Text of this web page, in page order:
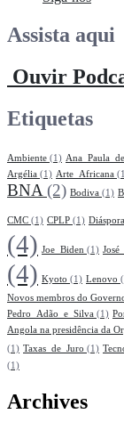
Assista aqui
Ouvir
Etiquetas
Ambiente (1)
Argélia (1) Arte_Africana
BNA (2) Bodiva (1)
CMC (1) CPLP (1) Diáspora
(4) Joe_Biden (1)
(4) Kyoto (1) Lenovo
Novos membros do
Pedro_Adão_e_Silva (1)
Angola na presidência da
(1) Taxas_de_Juro (1)
(1)
Archives